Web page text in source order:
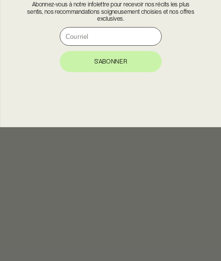
Abonnez-vous à notre infolettre pour recevoir nos récits les plus
sentis, nos recommandations soigneusement choisies et nos offres
exclusives.
Courriel
S'ABONNER